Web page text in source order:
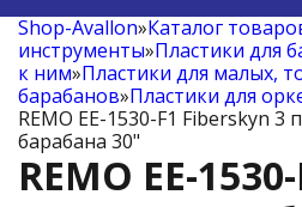
Shop-Avallon»Каталог
инструменты»Пластики для
к ним»Пластики для малых,
барабанов»Пластики для
REMO EE-1530-F1 Fiberskyn 3
барабана 30"
REMO EE-